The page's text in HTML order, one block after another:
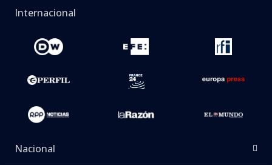
Internacional
Nacional